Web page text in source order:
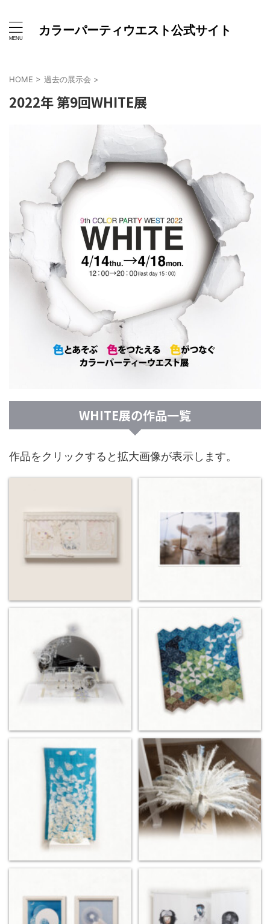
カラーパーティウエスト公式サイト
HOME > 過去の展示会 >
2022年 第9回WHITE展
WHITE展の作品一覧
作品をクリックすると拡大画像が表示します。